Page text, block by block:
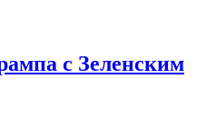
с Зеленским